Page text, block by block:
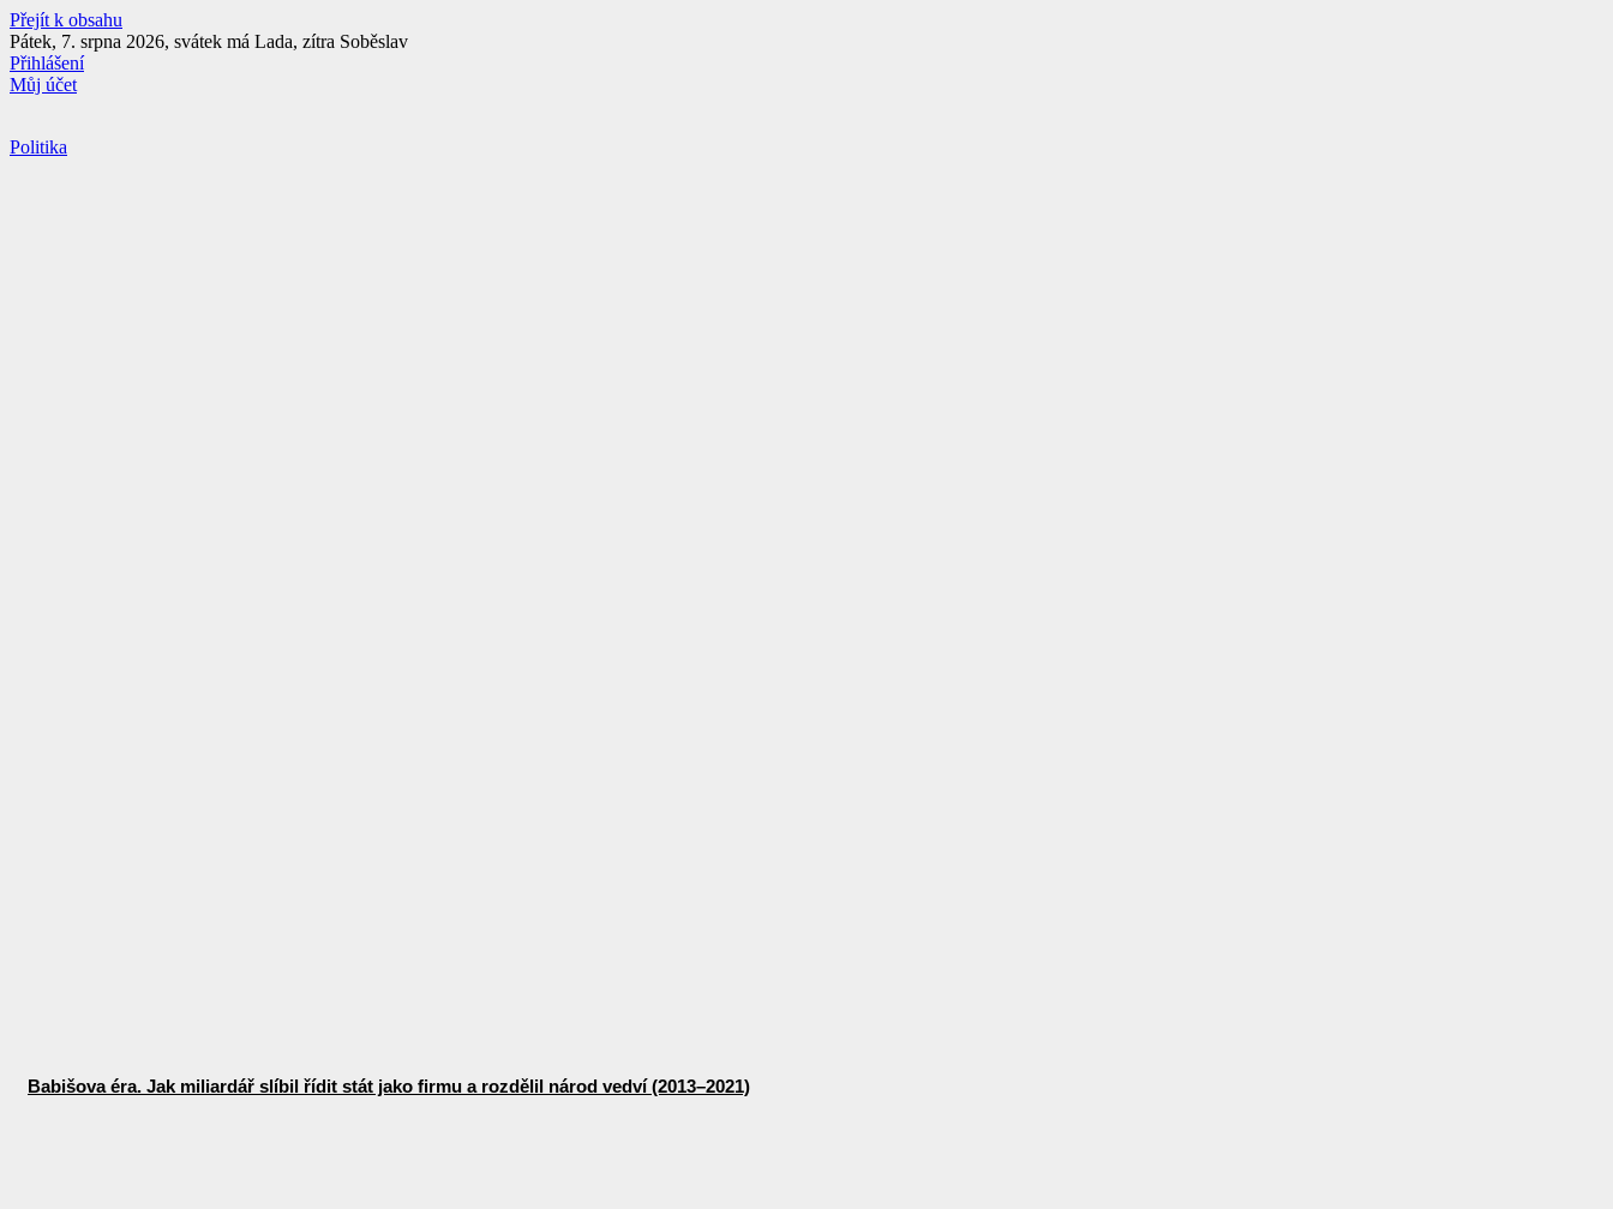
Přejít k obsahu
Pátek, 7. srpna 2026, svátek má Lada, zítra Soběslav
Přihlášení
Můj účet
Politika
Babišova éra. Jak miliardář slíbil řídit stát jako firmu a rozdělil národ vedví (2013–2021)